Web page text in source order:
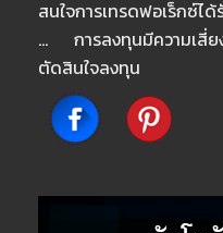
สนใจการเทรดฟอเร็กซ์ไ
… การลงทุนมีความเสี่ย
ตัดสินใจลงทุน